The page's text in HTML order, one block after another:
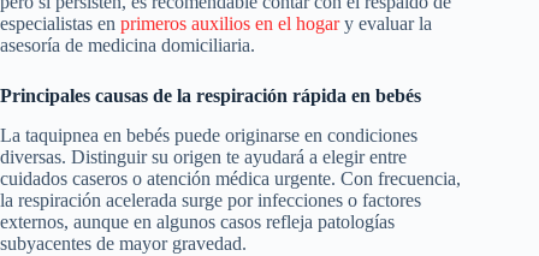
especialistas en primeros auxilios en el hogary evaluar la
asesoría de medicina domiciliaria.
Principales causas de la respiración rápida en bebés
La taquipnea en bebés puede originarse en condiciones
diversas. Distinguir su origen te ayudará a elegir entre
cuidados caseros o atención médica urgente. Con frecuencia,
la respiración acelerada surge por infecciones o factores
externos, aunque en algunos casos refleja patologías
subyacentes de mayor gravedad.